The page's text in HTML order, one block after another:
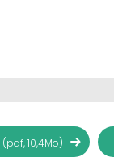
(pdf, 10,4Mo)